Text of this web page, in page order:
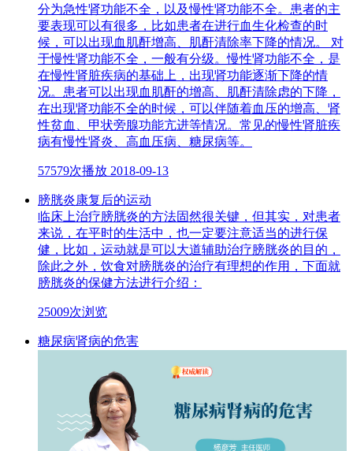
分为急性肾功能不全，以及慢性肾功能不全。患者的主
要表现可以有很多，比如患者在进行血生化检查的时
候，可以出现血肌酐增高、肌酐清除率下降的情况。 对
于慢性肾功能不全，一般有分级。慢性肾功能不全，是
在慢性肾脏疾病的基础上，出现肾功能逐渐下降的情
况。患者可以出现血肌酐的增高、肌酐清除虑的下降，
在出现肾功能不全的时候，可以伴随着血压的增高、肾
性贫血、甲状旁腺功能亢进等情况。常见的慢性肾脏疾
病有慢性肾炎、高血压病、糖尿病等。
57579次播放 2018-09-13
膀胱炎康复后的运动
临床上治疗膀胱炎的方法固然很关键，但其实，对患者
来说，在平时的生活中，也一定要注意适当的进行保
健，比如，运动就是可以大道辅助治疗膀胱炎的目的，
除此之外，饮食对膀胱炎的治疗有理想的作用，下面就
膀胱炎的保健方法进行介绍：
25009次浏览
糖尿病肾病的危害